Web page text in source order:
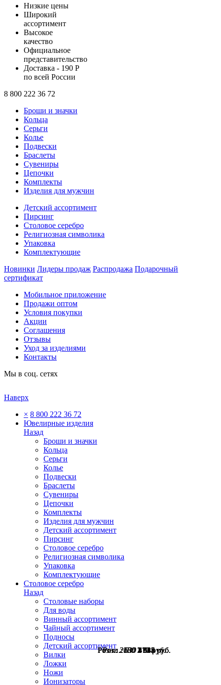
Розн.:2180 1 635руб.
Розн.:2180 1 635руб.
Розн.:2650 1 988руб.
Розн.:2780 2 085руб.
Розн.:630 473руб.
Розн.:630 473руб.
Низкие цены
Широкий
ассортимент
Высокое
качество
Официальное
представительство
Доставка - 190 Р
по всей России
8 800 222 36 72
Броши и значки
Кольца
Серьги
Колье
Подвески
Браслеты
Сувениры
Цепочки
Комплекты
Изделия для мужчин
Детский ассортимент
Пирсинг
Столовое серебро
Религиозная символика
Упаковка
Комплектующие
Новинки Лидеры продаж Распродажа Подарочный
сертификат
Мобильное приложение
Продажи оптом
Условия покупки
Акции
Соглашения
Отзывы
Уход за изделиями
Контакты
Мы в соц. сетях
Наверх
× 8 800 222 36 72
Ювелирные изделия
Назад
Броши и значки
Кольца
Серьги
Колье
Подвески
Браслеты
Сувениры
Цепочки
Комплекты
Изделия для мужчин
Детский ассортимент
Пирсинг
Столовое серебро
Религиозная символика
Упаковка
Комплектующие
Столовое серебро
Назад
Столовые наборы
Для воды
Винный ассортимент
Чайный ассортимент
Подносы
Детский ассортимент
Вилки
Ложки
Ножи
Ионизаторы